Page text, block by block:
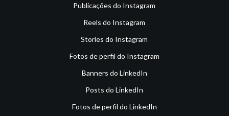
Publicações do Instagram
Reels do Instagram
Stories do Instagram
Fotos de perfil do Instagram
Banners do LinkedIn
Posts do LinkedIn
Fotos de perfil do LinkedIn